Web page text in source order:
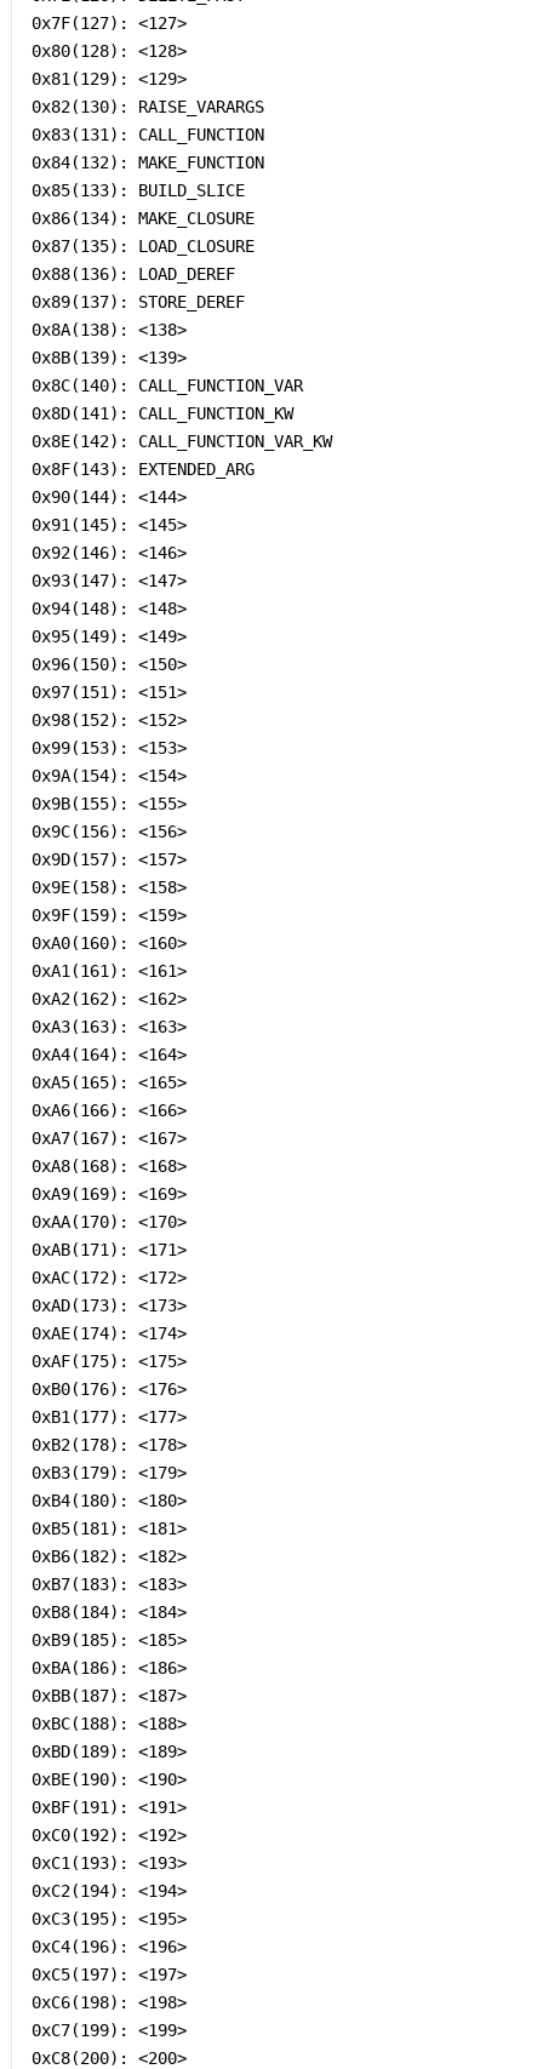
0x7F(127): <127>
0x80(128): <128>
0x81(129): <129>
0x82(130): RAISE_VARARGS
0x83(131): CALL_FUNCTION
0x84(132): MAKE_FUNCTION
0x85(133): BUILD_SLICE
0x86(134): MAKE_CLOSURE
0x87(135): LOAD_CLOSURE
0x88(136): LOAD_DEREF
0x89(137): STORE_DEREF
0x8A(138): <138>
0x8B(139): <139>
0x8C(140): CALL_FUNCTION_VAR
0x8D(141): CALL_FUNCTION_KW
0x8E(142): CALL_FUNCTION_VAR_KW
0x8F(143): EXTENDED_ARG
0x90(144): <144>
0x91(145): <145>
0x92(146): <146>
0x93(147): <147>
0x94(148): <148>
0x95(149): <149>
0x96(150): <150>
0x97(151): <151>
0x98(152): <152>
0x99(153): <153>
0x9A(154): <154>
0x9B(155): <155>
0x9C(156): <156>
0x9D(157): <157>
0x9E(158): <158>
0x9F(159): <159>
0xA0(160): <160>
0xA1(161): <161>
0xA2(162): <162>
0xA3(163): <163>
0xA4(164): <164>
0xA5(165): <165>
0xA6(166): <166>
0xA7(167): <167>
0xA8(168): <168>
0xA9(169): <169>
0xAA(170): <170>
0xAB(171): <171>
0xAC(172): <172>
0xAD(173): <173>
0xAE(174): <174>
0xAF(175): <175>
0xB0(176): <176>
0xB1(177): <177>
0xB2(178): <178>
0xB3(179): <179>
0xB4(180): <180>
0xB5(181): <181>
0xB6(182): <182>
0xB7(183): <183>
0xB8(184): <184>
0xB9(185): <185>
0xBA(186): <186>
0xBB(187): <187>
0xBC(188): <188>
0xBD(189): <189>
0xBE(190): <190>
0xBF(191): <191>
0xC0(192): <192>
0xC1(193): <193>
0xC2(194): <194>
0xC3(195): <195>
0xC4(196): <196>
0xC5(197): <197>
0xC6(198): <198>
0xC7(199): <199>
0xC8(200): <200>